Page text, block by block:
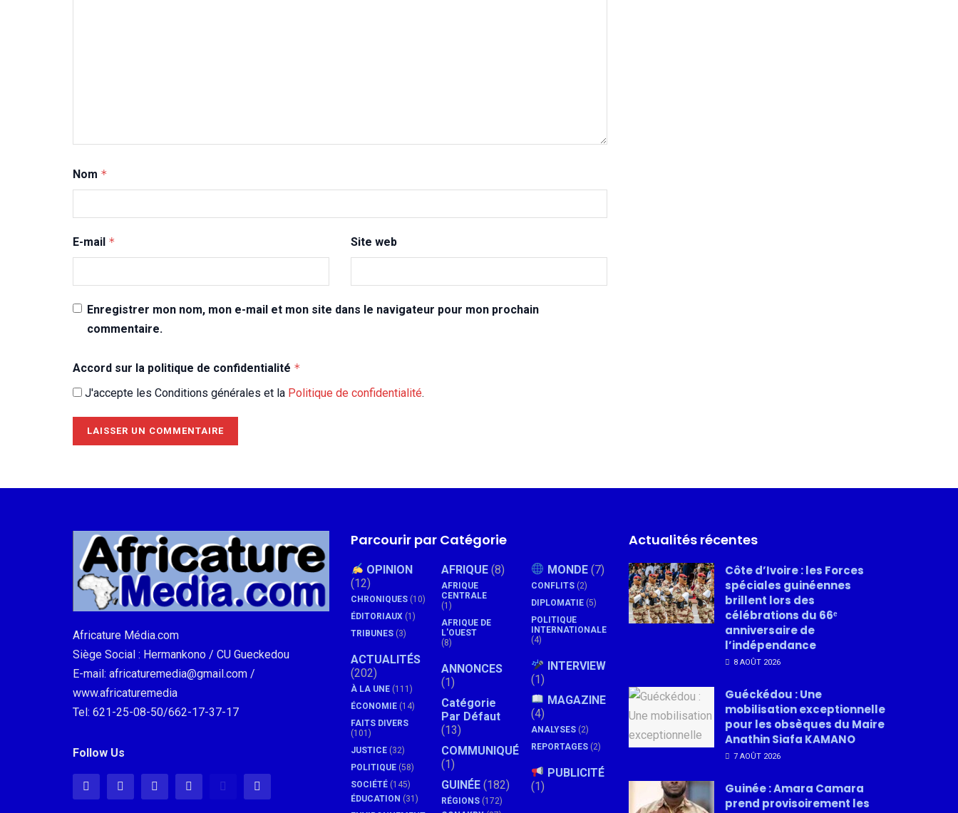
Nom *
E-mail * Site web
Enregistrer mon nom, mon e-mail et mon site dans le navigateur pour mon prochain
commentaire.
Accord sur la politique de confidentialité *
J'accepte les Conditions générales et la Politique de confidentialité.
Africature Média.com
Siège Social : Hermankono / CU Gueckedou
E-mail: africaturemedia@gmail.com /
www.africaturemedia
Tel: 621-25-08-50/662-17-37-17
Follow Us
Parcourir par Catégorie
OPINION
(12)
CHRONIQUES (10)
ÉDITORIAUX (1)
TRIBUNES (3)
ACTUALITÉS
(202)
À LA UNE (111)
ÉCONOMIE (14)
FAITS DIVERS
(101)
JUSTICE (32)
POLITIQUE (58)
SOCIÉTÉ (145)
ÉDUCATION (31)
AFRIQUE(8)
AFRIQUE
CENTRALE
(1)
AFRIQUE DE
L'OUEST
(8)
ANNONCES
(1)
Catégorie
Par Défaut
(13)
COMMUNIQUÉ
(1)
GUINÉE(182)
RÉGIONS(172)
MONDE(7)
CONFLITS (2)
DIPLOMATIE (5)
POLITIQUE
INTERNATIONALE
(4)
INTERVIEW
(1)
MAGAZINE
(4)
ANALYSES (2)
REPORTAGES (2)
PUBLICITÉ
(1)
Actualités récentes
Côte d’Ivoire : les Forces
spéciales guinéennes
brillent lors des
célébrations du 66ᵉ
anniversaire de
l’indépendance
8 AOÛT 2026
Guéckédou : Une
mobilisation exceptionnelle
pour les obsèques du Maire
Anathin Siafa KAMANO
7 AOÛT 2026
Guinée : Amara Camara
prend provisoirement les